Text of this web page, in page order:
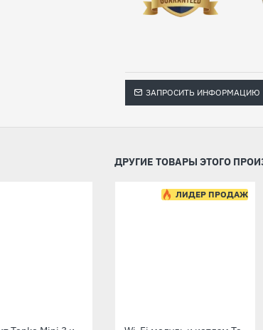
ЗАПРОСИТЬ ИНФОРМАЦИЮ
-12 %
ДРУГИЕ ТОВАРЫ ЭТОГО
ЛИДЕР ПРОДАЖ